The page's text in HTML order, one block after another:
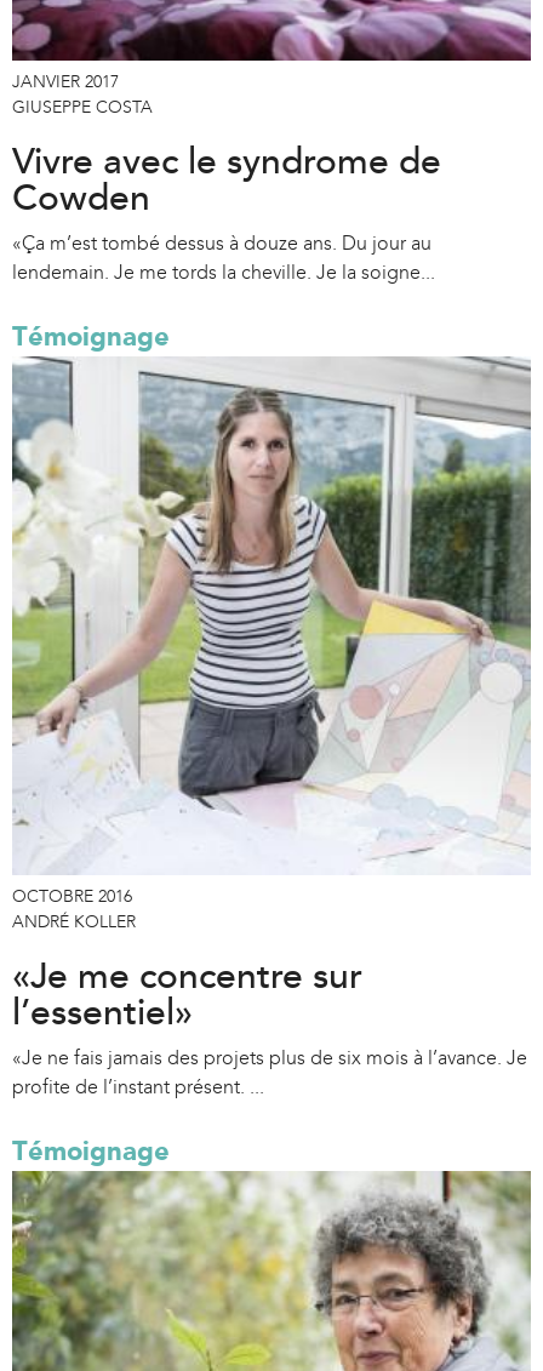
JANVIER 2017
GIUSEPPE COSTA
Vivre avec le syndrome de
Cowden
«Ça m’est tombé dessus à douze ans. Du jour au
lendemain. Je me tords la cheville. Je la soigne...
Témoignage
OCTOBRE 2016
ANDRÉ KOLLER
«Je me concentre sur
l’essentiel»
«Je ne fais jamais des projets plus de six mois à l’avance. Je
profite de l’instant présent. ...
Témoignage